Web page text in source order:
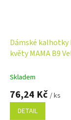
Dámské kalhotky
květy MAMA B9
Skladem
76,24 Kč / ks
DETAIL